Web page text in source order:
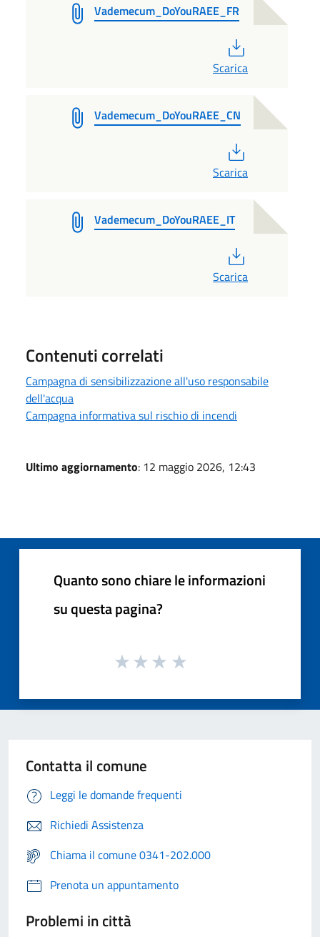
Vademecum_DoYouRAEE_FR
Scarica
Vademecum_DoYouRAEE_CN
Scarica
Vademecum_DoYouRAEE_IT
Scarica
Contenuti correlati
Campagna di sensibilizzazione all'uso responsabile
dell'acqua
Campagna informativa sul rischio di incendi
Ultimo aggiornamento: 12 maggio 2026, 12:43
Quanto sono chiare le informazioni
su questa pagina?
Contatta il comune
Leggi le domande frequenti
Richiedi Assistenza
Chiama il comune 0341-202.000
Prenota un appuntamento
Problemi in città